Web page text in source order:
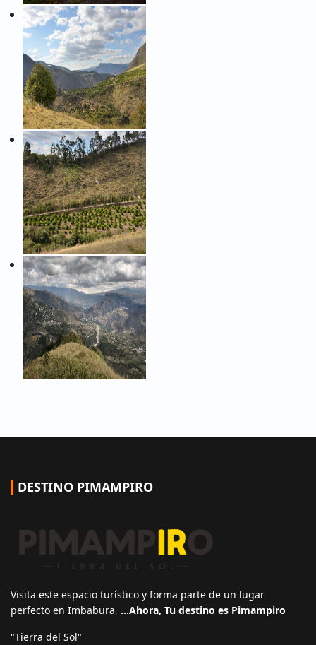
DESTINO PIMAMPIRO
Visita este espacio turístico y forma parte de un lugar
perfecto en Imbabura, …Ahora, Tu destino es Pimampiro
"Tierra del Sol"